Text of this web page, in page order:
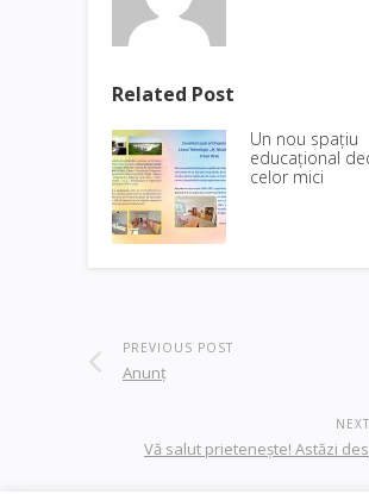
Related Post
Un nou spațiu
educațional
celor mici
PREVIOUS POST
Anunţ
Vă salut prieteneşte! Astăzi